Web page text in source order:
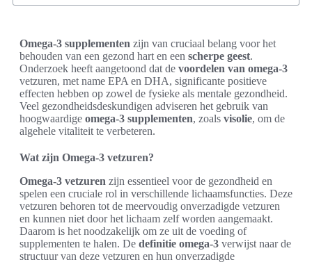
Omega-3 supplementen zijn van cruciaal belang voor het
behouden van een gezond hart en een scherpe geest.
Onderzoek heeft aangetoond dat de voordelen van omega-3
vetzuren, met name EPA en DHA, significante positieve
effecten hebben op zowel de fysieke als mentale gezondheid.
Veel gezondheidsdeskundigen adviseren het gebruik van
hoogwaardige omega-3 supplementen, zoals visolie, om de
algehele vitaliteit te verbeteren.
Wat zijn Omega-3 vetzuren?
Omega-3 vetzuren zijn essentieel voor de gezondheid en
spelen een cruciale rol in verschillende lichaamsfuncties. Deze
vetzuren behoren tot de meervoudig onverzadigde vetzuren
en kunnen niet door het lichaam zelf worden aangemaakt.
Daarom is het noodzakelijk om ze uit de voeding of
supplementen te halen. De definitie omega-3 verwijst naar de
structuur van deze vetzuren en hun onverzadigde